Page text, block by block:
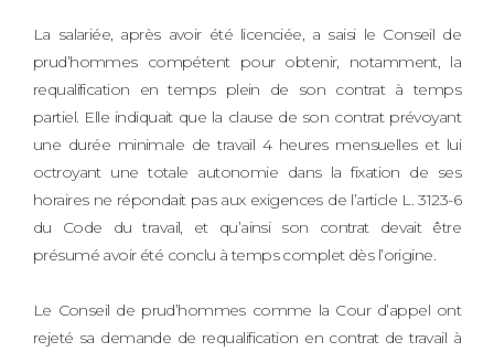
La salariée, après avoir été licenciée, a saisi le Conseil de
prud’hommes compétent pour obtenir, notamment, la
requalification en temps plein de son contrat à temps
partiel. Elle indiquait que la clause de son contrat prévoyant
une durée minimale de travail 4 heures mensuelles et lui
octroyant une totale autonomie dans la fixation de ses
horaires ne répondait pas aux exigences de l’article L. 3123-6
du Code du travail, et qu’ainsi son contrat devait être
présumé avoir été conclu à temps complet dès l’origine.
Le Conseil de prud’hommes comme la Cour d’appel ont
rejeté sa demande de requalification en contrat de travail à